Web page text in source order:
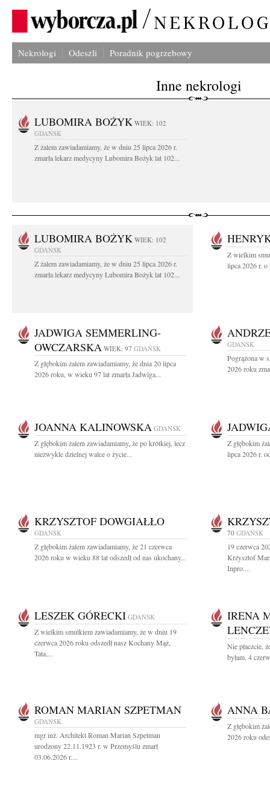
Nekrologi Odeszli Poradnik pogrzebowy
Inne nekrologi
LUBOMIRA BOŻYK WIEK: 102
GDAŃSK
Z żalem zawiadamiamy, że w dniu 25 lipca 2026 r.
zmarła lekarz medycyny Lubomira Bożyk lat 102...
LUBOMIRA BOŻYK WIEK: 102
GDAŃSK
Z żalem zawiadamiamy, że w dniu 25 lipca 2026 r.
zmarła lekarz medycyny Lubomira Bożyk lat 102...
Z wielkim
lipca 2026 r. o
JADWIGA SEMMERLING-
OWCZARSKA WIEK: 97 GDAŃSK
Z głębokim żalem zawiadamiamy, że dnia 20 lipca
2026 roku, w wieku 97 lat zmarła Jadwiga...
GDAŃSK
Pogrążona w
2026 roku
JOANNA KALINOWSKA GDAŃSK
Z głębokim żalem zawiadamiamy, że po krótkiej, lecz
niezwykle dzielnej walce o życie...
Z głębokim
lipca 2026 r.
KRZYSZTOF DOWGIAŁŁO
GDAŃSK
Z głębokim żalem zawiadamiamy, że 21 czerwca
2026 roku w wieku 88 lat odszedł od nas ukochany...
70 GDAŃSK
19 czerwca
Krzysztof
Inpro....
LESZEK GÓRECKI GDAŃSK
Z wielkim smutkiem zawiadamiamy, że w dniu 19
czerwca 2026 roku odszedł nasz Kochany Mąż,
Tata,...
IRENA
Nie płaczcie,
byłam. 4
ROMAN MARIAN SZPETMAN
GDAŃSK
mgr inż. Architekt Roman Marian Szpetman
urodzony 22.11.1923 r. w Przemyślu zmarł
03.06.2026 r....
ANNA
Z głębokim
2026 roku